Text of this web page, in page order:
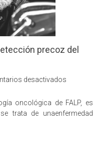
precoz del
desactivados
Cargo»,
promueve
oncológica de FALP, es
trata de unaenfermedad